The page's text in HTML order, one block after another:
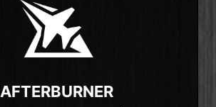
AFTERBURNER